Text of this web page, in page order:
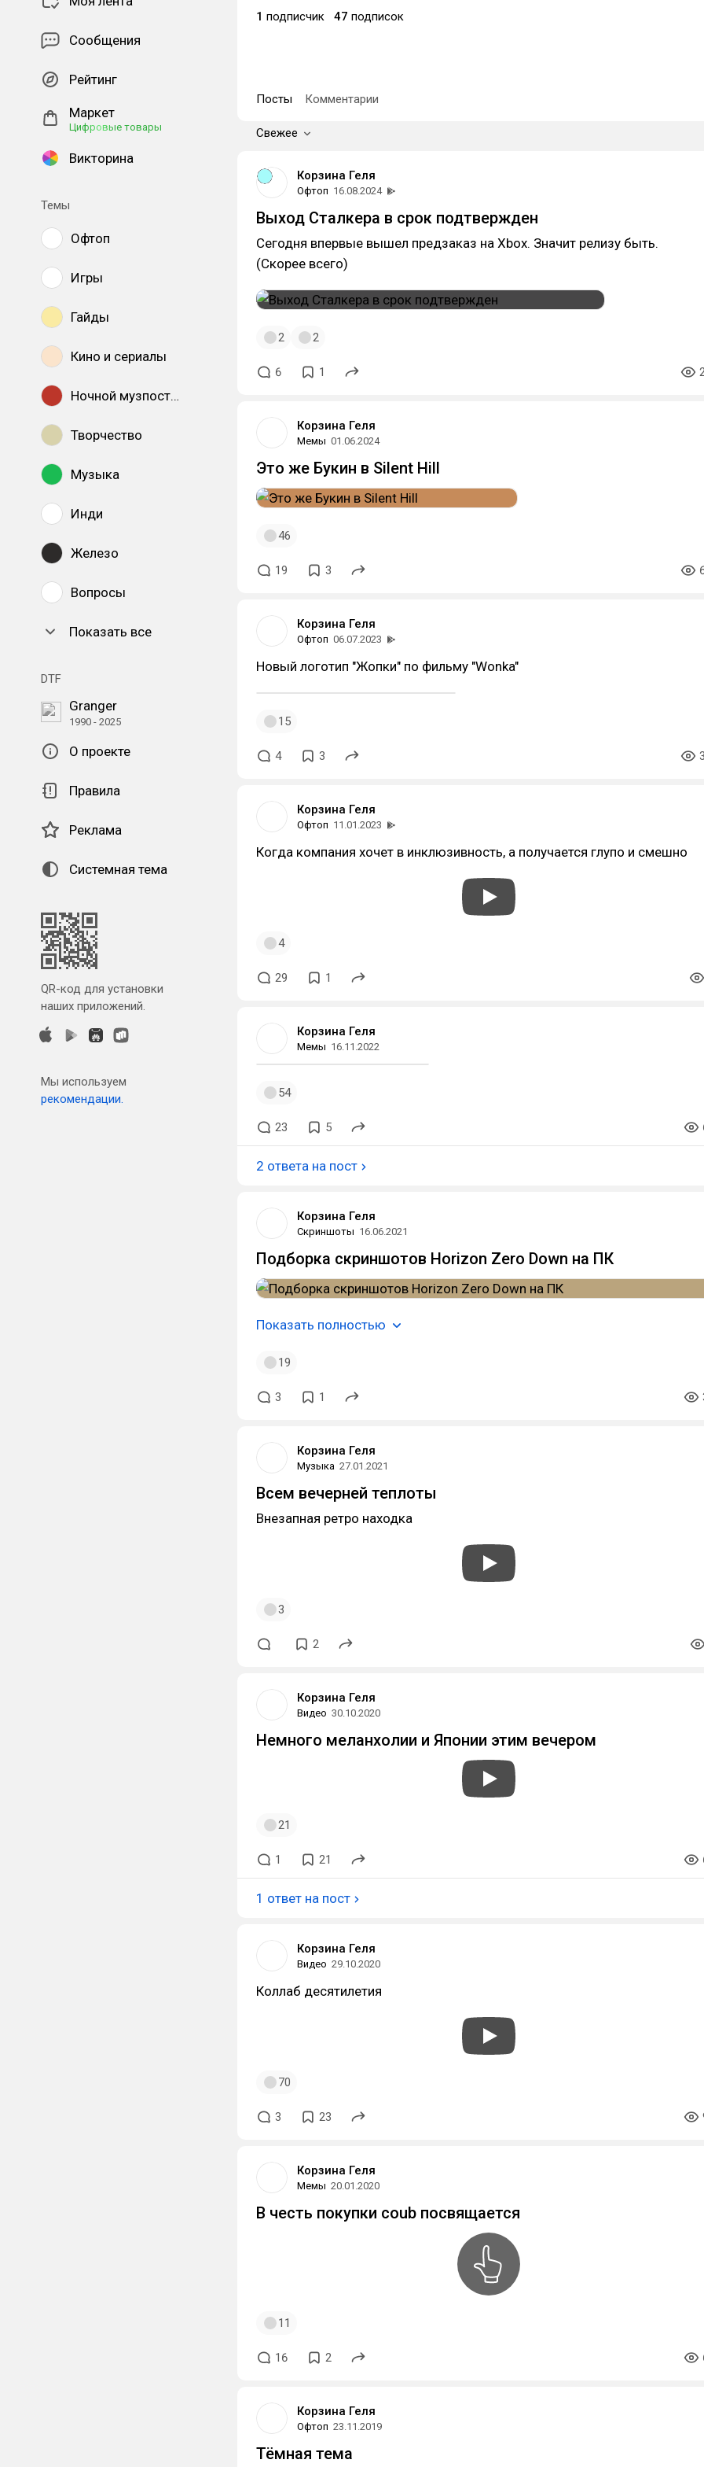
Сообщения
Рейтинг
Маркет
Цифровые товары
Викторина
Темы
Офтоп
Игры
Гайды
Кино и сериалы
Ночной музпостинг
Творчество
Музыка
Инди
Железо
Вопросы
Показать все
DTF
Granger
1990 - 2025
О проекте
Правила
Реклама
Системная тема
QR-код для установки
наших приложений.
Мы используем
рекомендации.
1 подписчик 47 подписок
Посты Комментарии
Свежее
Корзина Геля
Офтоп 16.08.2024
Выход Сталкера в срок подтвержден
Сегодня впервые вышел предзаказ на Xbox. Значит релизу быть.
(Скорее всего)
2 2
6 1
Корзина Геля
Мемы 01.06.2024
Это же Букин в Silent Hill
46
19 3
Корзина Геля
Офтоп 06.07.2023
Новый логотип "Жопки" по фильму "Wonka"
15
4 3
Корзина Геля
Офтоп 11.01.2023
Когда компания хочет в инклюзивность, а получается глупо и смешно
4
29 1
Корзина Геля
Мемы 16.11.2022
54
23 5
2 ответа на пост
Корзина Геля
Скриншоты 16.06.2021
Подборка скриншотов Horizon Zero Down на ПК
Показать полностью
19
3 1
Корзина Геля
Музыка 27.01.2021
Всем вечерней теплоты
Внезапная ретро находка
3
2
Корзина Геля
Видео 30.10.2020
Немного меланхолии и Японии этим вечером
21
1 21
1 ответ на пост
Корзина Геля
Видео 29.10.2020
Коллаб десятилетия
70
3 23
Корзина Геля
Мемы 20.01.2020
В честь покупки coub посвящается
11
16 2
Корзина Геля
Офтоп 23.11.2019
Тёмная тема